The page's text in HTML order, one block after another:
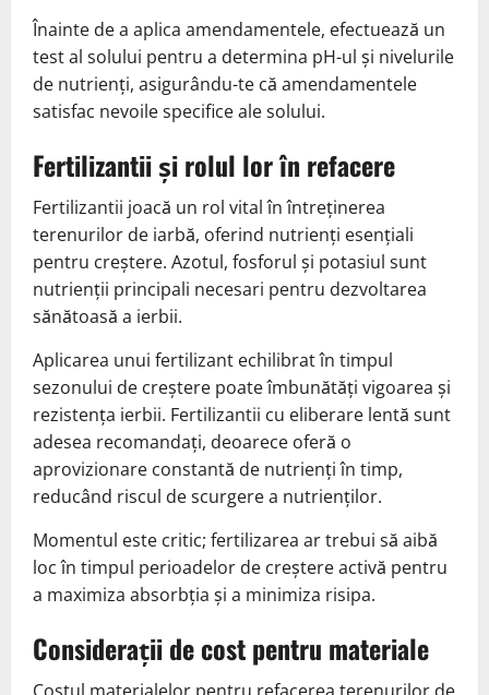
Înainte de a aplica amendamentele, efectuează un
test al solului pentru a determina pH-ul și nivelurile
de nutrienți, asigurându-te că amendamentele
satisfac nevoile specifice ale solului.
Fertilizantii și rolul lor în refacere
Fertilizantii joacă un rol vital în întreținerea
terenurilor de iarbă, oferind nutrienți esențiali
pentru creștere. Azotul, fosforul și potasiul sunt
nutrienții principali necesari pentru dezvoltarea
sănătoasă a ierbii.
Aplicarea unui fertilizant echilibrat în timpul
sezonului de creștere poate îmbunătăți vigoarea și
rezistența ierbii. Fertilizantii cu eliberare lentă sunt
adesea recomandați, deoarece oferă o
aprovizionare constantă de nutrienți în timp,
reducând riscul de scurgere a nutrienților.
Momentul este critic; fertilizarea ar trebui să aibă
loc în timpul perioadelor de creștere activă pentru
a maximiza absorbția și a minimiza risipa.
Considerații de cost pentru materiale